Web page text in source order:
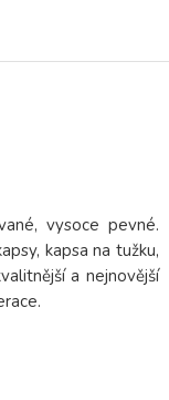
vysoce pevné.
kapsa na tužku,
a nejnovější